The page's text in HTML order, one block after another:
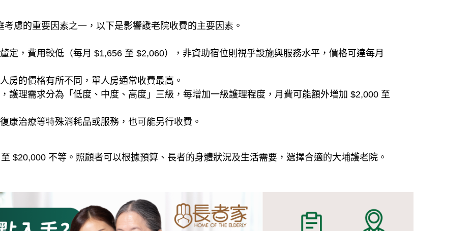
慮的重要因素之一，以下是影響護老院收費的主要因素。
定，費用較低（每月 $1,656 至 $2,060），非資助宿位則視乎設施與服務水平，價格可達每月
房的價格有所不同，單人房通常收費最高。
護理需求分為「低度、中度、高度」三級，每增加一級護理程度，月費可能額外增加 $2,000 至
康治療等特殊消耗品或服務，也可能另行收費。
$20,000 不等。照顧者可以根據預算、長者的身體狀況及生活需要，選擇合適的大埔護老院。